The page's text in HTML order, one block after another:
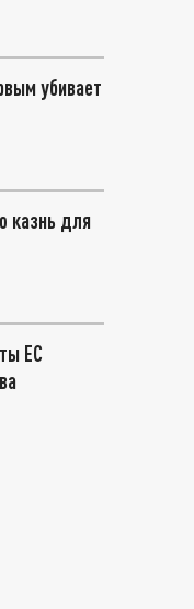
убивает
казнь для
ЕС